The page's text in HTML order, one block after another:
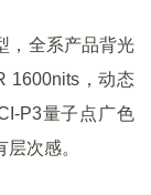
，全系产品背光
1600nits，动态
P3量子点广色
次感。